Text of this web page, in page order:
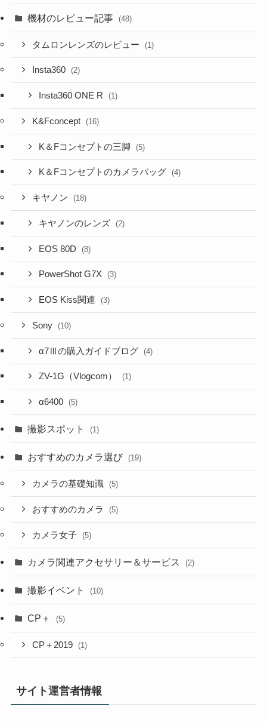
機材のレビュー記事 (48)
タムロンレンズのレビュー (1)
Insta360 (2)
Insta360 ONE R (1)
K&Fconcept (16)
K＆Fコンセプトの三脚 (5)
K＆Fコンセプトのカメラバッグ (4)
キヤノン (18)
キヤノンのレンズ (2)
EOS 80D (8)
PowerShot G7X (3)
EOS Kiss関連 (3)
Sony (10)
α7Ⅲの購入ガイドブログ (4)
ZV-1G（Vlogcom） (1)
α6400 (5)
撮影スポット (1)
おすすめのカメラ選び (19)
カメラの基礎知識 (5)
おすすめのカメラ (5)
カメラ女子 (5)
カメラ関連アクセサリー＆サービス (2)
撮影イベント (10)
CP＋ (5)
CP＋2019 (1)
サイト運営者情報